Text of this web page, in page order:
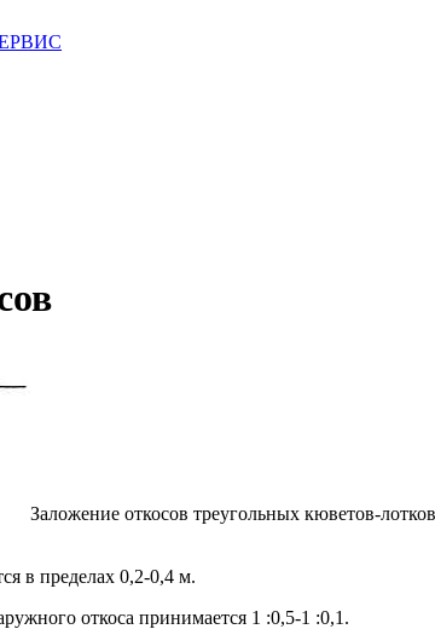
Заложение откосов треугольных кюветов-
в пределах 0,2-0,4 м.
откоса принимается 1 :0,5-1 :0,1.